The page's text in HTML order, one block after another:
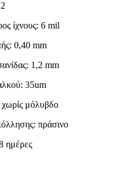
ίχνους: 6 mil
0,40 mm
1,2 mm
35um
μόλυβδο
πράσινο
ημέρες